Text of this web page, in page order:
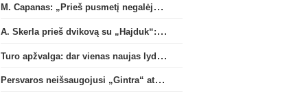
M. Capanas: „Prieš pusmetį negalėjau net įsivaizduoti, kad žaisime prieš „Hajduk“
A. Skerla prieš dvikovą su „Hajduk“: „Tai kito kalibro komanda“
Turo apžvalga: dar vienas naujas lyderis
Persvaros neišsaugojusi „Gintra“ atrankos pusfinalyje nusileido Škotijos čempionėms